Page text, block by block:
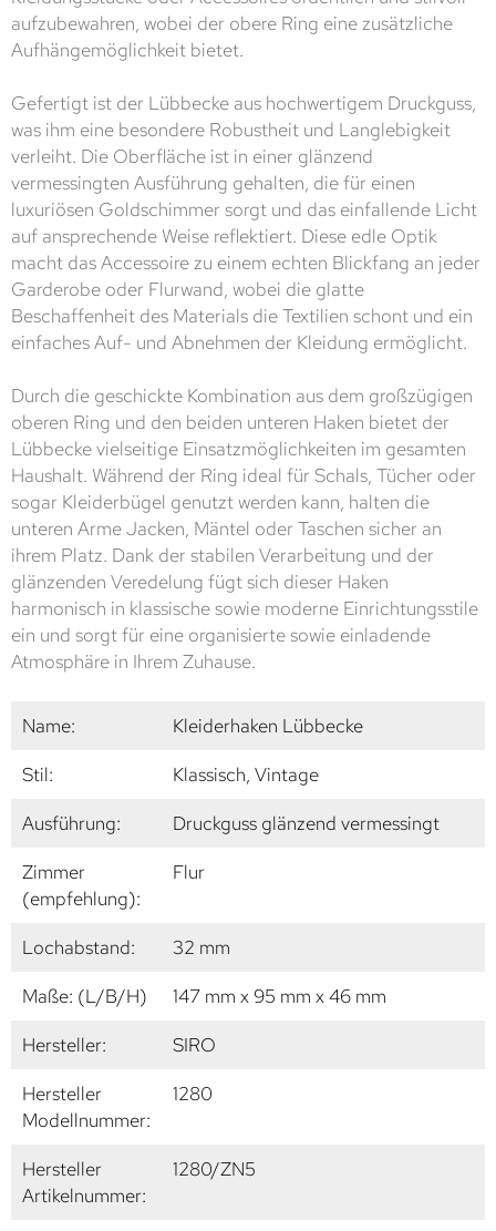
aufzubewahren, wobei der obere Ring eine zusätzliche
Aufhängemöglichkeit bietet.
Gefertigt ist der Lübbecke aus hochwertigem Druckguss,
was ihm eine besondere Robustheit und Langlebigkeit
verleiht. Die Oberfläche ist in einer glänzend
vermessingten Ausführung gehalten, die für einen
luxuriösen Goldschimmer sorgt und das einfallende Licht
auf ansprechende Weise reflektiert. Diese edle Optik
macht das Accessoire zu einem echten Blickfang an jeder
Garderobe oder Flurwand, wobei die glatte
Beschaffenheit des Materials die Textilien schont und ein
einfaches Auf- und Abnehmen der Kleidung ermöglicht.
Durch die geschickte Kombination aus dem großzügigen
oberen Ring und den beiden unteren Haken bietet der
Lübbecke vielseitige Einsatzmöglichkeiten im gesamten
Haushalt. Während der Ring ideal für Schals, Tücher oder
sogar Kleiderbügel genutzt werden kann, halten die
unteren Arme Jacken, Mäntel oder Taschen sicher an
ihrem Platz. Dank der stabilen Verarbeitung und der
glänzenden Veredelung fügt sich dieser Haken
harmonisch in klassische sowie moderne Einrichtungsstile
ein und sorgt für eine organisierte sowie einladende
Atmosphäre in Ihrem Zuhause.
Name:
Kleiderhaken Lübbecke
Stil:
Klassisch, Vintage
Ausführung:
Druckguss glänzend vermessingt
Zimmer
(empfehlung):
Flur
Lochabstand:
32 mm
Maße: (L/B/H)
147 mm x 95 mm x 46 mm
Hersteller:
SIRO
Hersteller
Modellnummer:
1280
Hersteller
Artikelnummer:
1280/ZN5